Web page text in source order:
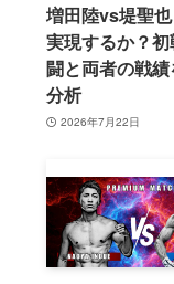
増田陸vs堤聖
実現するか？
闘と両者の戦
分析
2026年7月22日